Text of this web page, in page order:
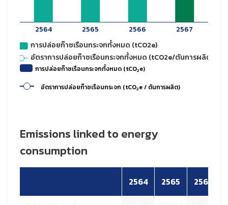
การปล่อยก๊าซเรือนกระจกทั้งหมด (tCO2e)
อัตราการปล่อยก๊าซเรือนกระจก (tCO2e / ตันการผลิต)
Emissions linked to energy
consumption
2564 2565 2566